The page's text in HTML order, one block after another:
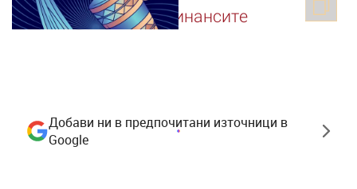
Добави ни в предпочитани източници в
Google